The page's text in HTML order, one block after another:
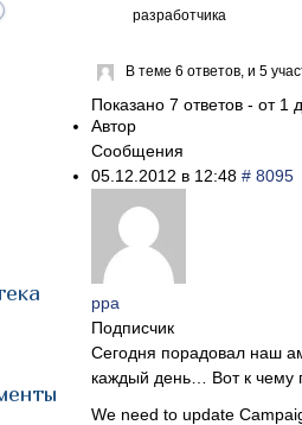
разработчика
В теме 6 ответов, и 5
Показано 7 ответов - от 1
Автор
Сообщения
05.12.2012 в 12:48 # 8095
ppa
Подписчик
Сегодня порадовал наш
каждый день… Вот к чему
We need to update